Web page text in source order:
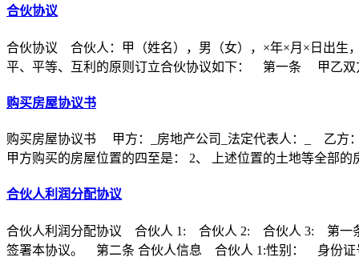
合伙协议
合伙协议 合伙人：甲（姓名），男（女），×年×月×日出
平、平等、互利的原则订立合伙协议如下： 第一条 甲乙双
购买房屋协议书
购买房屋协议书 甲方：_房地产公司_法定代表人：_ 乙方
甲方购买的房屋位置的四至是： 2、 上述位置的土地等全部的
合伙人利润分配协议
合伙人利润分配协议 合伙人 1: 合伙人 2: 合伙人 3: 第一条
签署本协议。 第二条 合伙人信息 合伙人 1:性别： 身份